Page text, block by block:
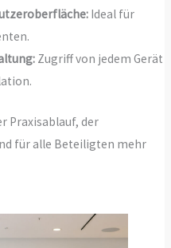
Ideal für
Zugriff von jedem Gerät
Praxisablauf, der
für alle Beteiligten mehr